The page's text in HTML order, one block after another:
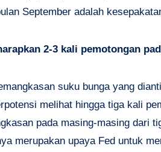
September adalah
2-3 kali pemotongan
suku bunga yang
melihat hingga tiga kali
pada masing-masing dari
merupakan upaya Fed untuk